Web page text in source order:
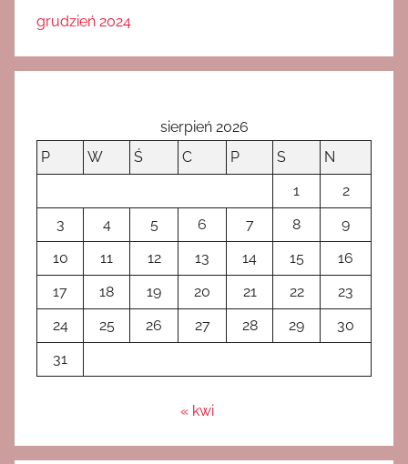
grudzień 2024
sierpień 2026
P
W Ś C P S
N
1
2
3
4 5 6 7 8
9
10
11 12 13 14 15
16
17
18 19 20 21 22
23
24
25 26 27 28 29
30
31
« kwi